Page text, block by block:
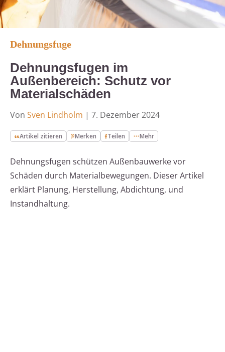
Dehnungsfuge
Dehnungsfugen im
Außenbereich: Schutz vor
Materialschäden
Von Sven Lindholm | 7. Dezember 2024
Artikel zitieren Merken Teilen Mehr
Dehnungsfugen schützen Außenbauwerke vor
Schäden durch Materialbewegungen. Dieser Artikel
erklärt Planung, Herstellung, Abdichtung, und
Instandhaltung.